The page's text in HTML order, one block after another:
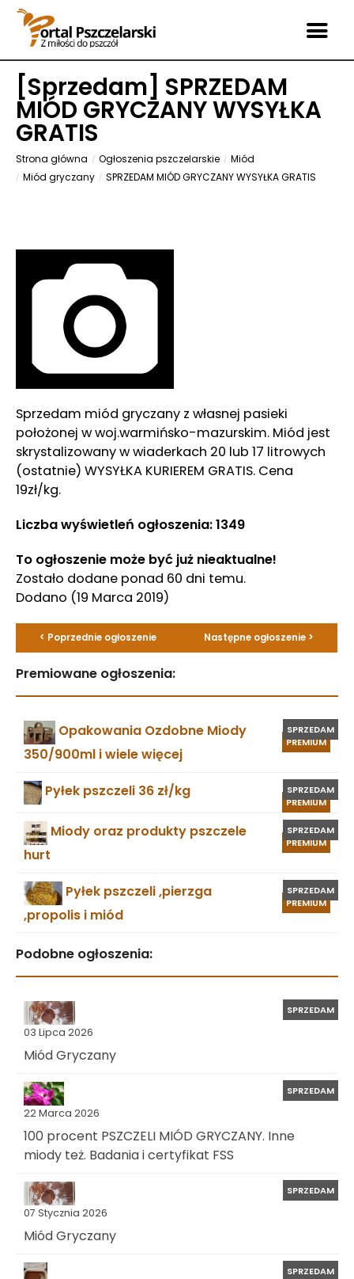
[Sprzedam] SPRZEDAM
MIÓD GRYCZANY WYSYŁKA
GRATIS
Strona główna Ogłoszenia pszczelarskie
Miód
Miód gryczany
SPRZEDAM MIÓD GRYCZANY WYSYŁKA GRATIS
Sprzedam miód gryczany z własnej pasieki
położonej w woj.warmińsko-mazurskim. Miód jest
skrystalizowany w wiaderkach 20 lub 17 litrowych
(ostatnie) WYSYŁKA KURIEREM GRATIS. Cena
19zł/kg.
Liczba wyświetleń ogłoszenia: 1349
To ogłoszenie może być już nieaktualne!
Zostało dodane ponad 60 dni temu.
Dodano (19 Marca 2019)
< Poprzednie ogłoszenie Następne ogłoszenie >
Premiowane ogłoszenia:
PREMIUM
SPRZEDAM
Opakowania Ozdobne Miody
350/900ml i wiele więcej
PREMIUM
SPRZEDAM
Pyłek pszczeli 36 zł/kg
PREMIUM
SPRZEDAM
Miody oraz produkty pszczele
hurt
PREMIUM
SPRZEDAM
Pyłek pszczeli ,pierzga
,propolis i miód
Podobne ogłoszenia:
03 Lipca 2026
SPRZEDAM
Miód Gryczany
22 Marca 2026
SPRZEDAM
100 procent PSZCZELI MIÓD GRYCZANY. Inne
miody też. Badania i certyfikat FSS
07 Stycznia 2026
SPRZEDAM
Miód Gryczany
SPRZEDAM